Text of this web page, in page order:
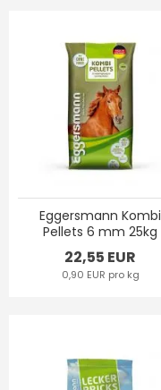
Eggersmann Kombi
Pellets 6 mm 25kg
22,55 EUR
0,90 EUR pro kg